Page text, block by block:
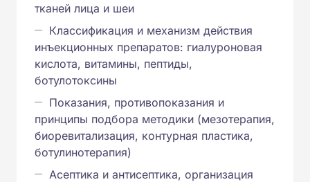
тканей лица и шеи
Классификация и механизм действия
инъекционных препаратов: гиалуроновая
кислота, витамины, пептиды,
ботулотоксины
Показания, противопоказания и
принципы подбора методики (мезотерапия,
биоревитализация, контурная пластика,
ботулинотерапия)
Асептика и антисептика, организация